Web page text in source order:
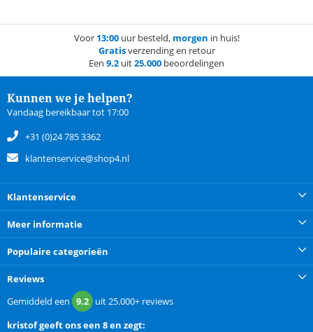
Voor 13:00uur besteld, morgen in huis!
Gratisverzending en retour
Een 9.2 uit25.000 beoordelingen
Kunnen we je helpen?
Vandaag bereikbaar tot 17:00
+31 (0)24 785 3362
klantenservice@shop4.nl
Klantenservice
Meer informatie
Populaire categorieën
Reviews
Gemiddeld een 9.2 uit25.000+ reviews
kristofgeeft ons een 8 en zegt: